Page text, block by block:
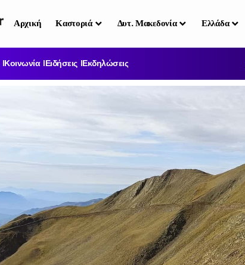
Αρχική Καστοριά Δυτ. Μακεδονία Ελλάδα
Κοινωνία Ειδήσεις Εκδηλώσεις